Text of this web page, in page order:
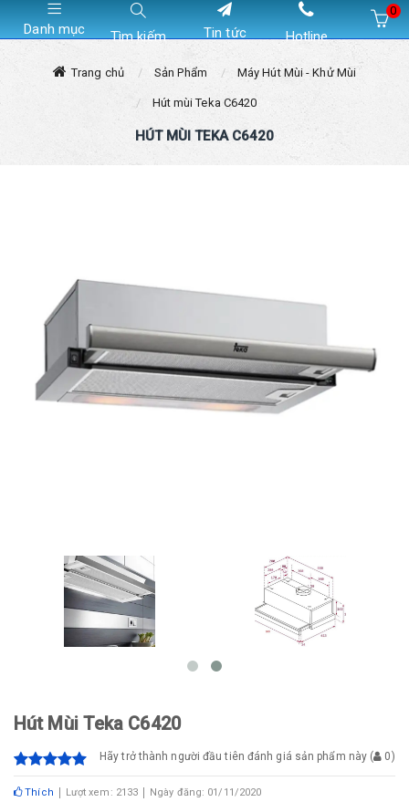
Danh mục Tìm kiếm Tin tức Hotline
0
Trang chủ Sản Phẩm Máy Hút Mùi - Khử Mùi
Hút mùi Teka C6420
HÚT MÙI TEKA C6420
Hút Mùi Teka C6420
Hãy trở thành người đầu tiên đánh giá sản phẩm này ( 0)
Thích Lượt xem: 2133 Ngày đăng: 01/11/2020